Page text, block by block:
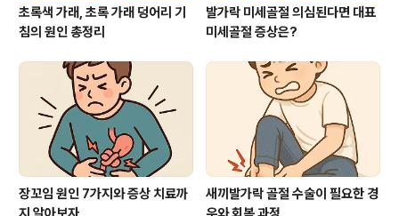
초록색 가래, 초록 가래 덩어리 기
침의 원인 총정리
발가락 미세골절 의심된다면 대표
미세골절 증상은?
장꼬임 원인 7가지와 증상 치료까
새끼발가락 골절 수술이 필요한 경